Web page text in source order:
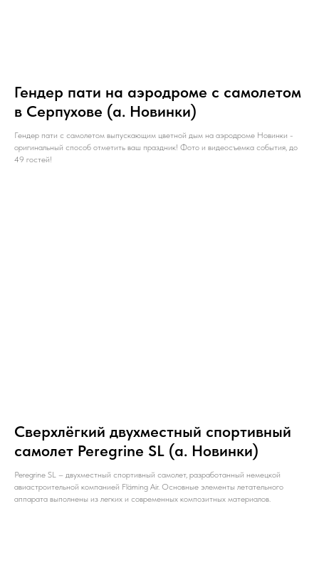
Гендер пати на аэродроме с самолетом
в Серпухове (а. Новинки)
Гендер пати с самолетом выпускающим цветной дым на аэродроме Новинки -
оригинальный способ отметить ваш праздник! Фото и видеосъемка события, до
49 гостей!
Сверхлёгкий двухместный спортивный
самолет Peregrine SL (а. Новинки)
Peregrine SL – двухместный спортивный самолет, разработанный немецкой
авиастроительной компанией Fläming Air. Основные элементы летательного
аппарата выполнены из легких и современных композитных материалов.